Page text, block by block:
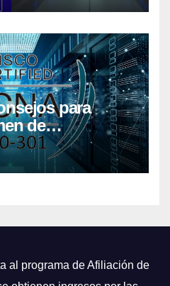
para
de
al programa de Afiliación de